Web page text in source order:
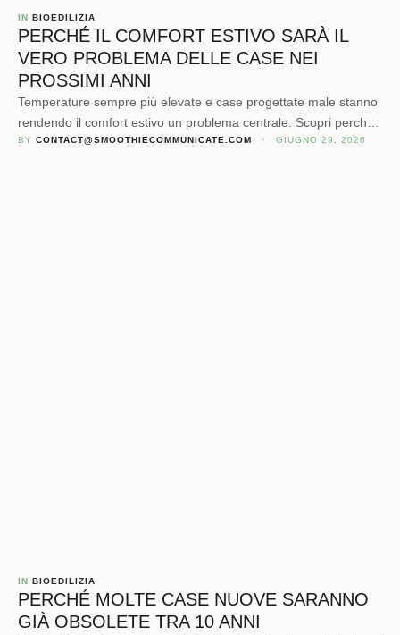
IN BIOEDILIZIA
PERCHÉ IL COMFORT ESTIVO SARÀ IL
VERO PROBLEMA DELLE CASE NEI
PROSSIMI ANNI
Temperature sempre più elevate e case progettate male stanno
rendendo il comfort estivo un problema centrale. Scopri perché
progettare pensando al clima futuro farà la differenza.
BY CONTACT@SMOOTHIECOMMUNICATE.COM · GIUGNO 29, 2026
IN BIOEDILIZIA
PERCHÉ MOLTE CASE NUOVE SARANNO
GIÀ OBSOLETE TRA 10 ANNI